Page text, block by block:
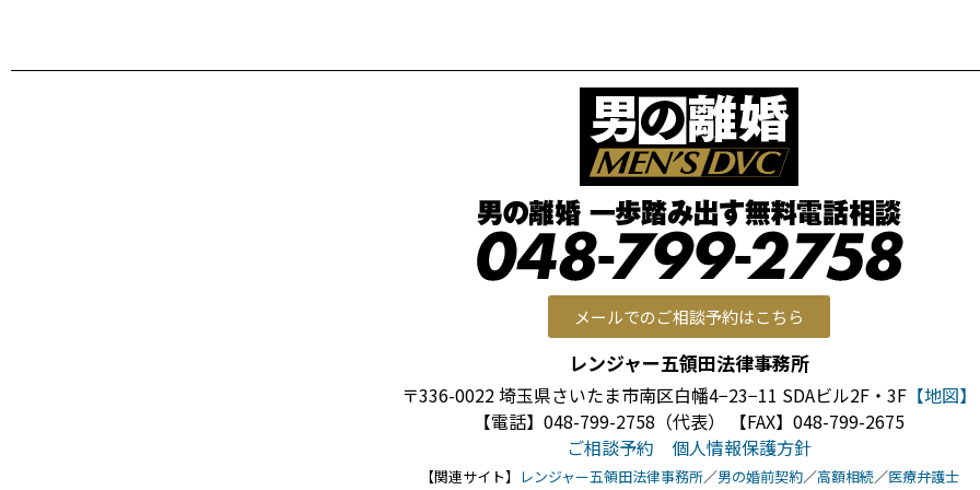
メールでのご相談予約はこちら
レンジャー五領田法律事務所
〒336-0022 埼玉県さいたま市南区白幡4−23−11 SDAビル2F・3F 【地図】
【電話】048-799-2758（代表） 【FAX】048-799-2675
ご相談予約
個人情報保護方針
【関連サイト】 レンジャー五領田法律事務所／男の婚前契約／高額相続／医療弁護士